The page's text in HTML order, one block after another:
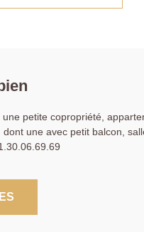
petite copropriété,
une avec petit balcon,